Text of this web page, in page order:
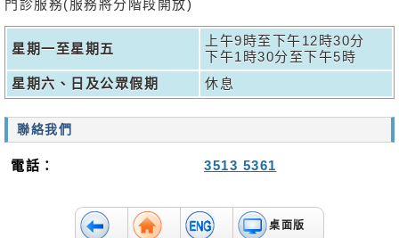
們
聯
絡
我
免
責
門診服務(服務將分階段開放)
星期一至星期五
上午9時至下午12時30分
下午1時30分至下午5時
星期六、日及公眾假期
休息
聯絡我們
電話： 3513 5361
桌面版